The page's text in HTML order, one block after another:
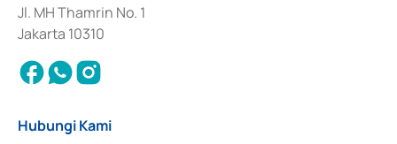
Jl. MH Thamrin No. 1
Jakarta 10310
Hubungi Kami